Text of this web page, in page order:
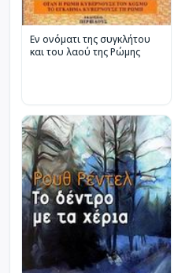
Εν ονόματι της συγκλήτου
και του λαού της Ρώμης